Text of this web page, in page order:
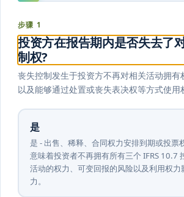
步骤 1
投资方在报告期内是否失去了
制权?
丧失控制发生于投资方不再对相关活动拥有
以及能够通过处置或丧失表决权等方式使用
是
是 - 出售、稀释、合同权力安排到期或投票
意味着投资者不再拥有所有三个 IFRS 10.7
活动的权力、可变回报的风险以及利用权力
力。